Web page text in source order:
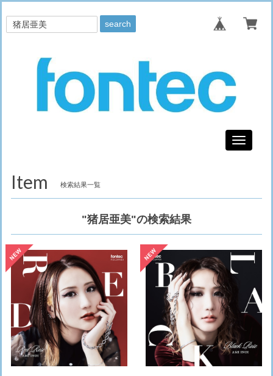
search
Toggle
Item 検索結果一覧
"猪居亜美"の検索結果